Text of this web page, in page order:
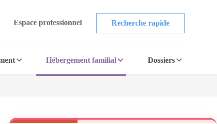
Espace professionnel Recherche rapide
Hébergement familial Dossiers